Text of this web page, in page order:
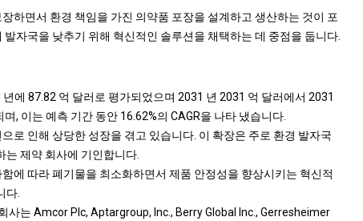
하면서 환경 책임을 가진 의약품 포장을 설계하고 생산하는 것이 포
자국을 낮추기 위해 혁신적인 솔루션을 채택하는 데 중점을 둡니다.
에 87.82 억 달러로 평가되었으며 2031 년 2031 억 달러에서 2031
, 이는 예측 기간 동안 16.62%의 CAGR을 나타 냈습니다.
로 인해 상당한 성장을 겪고 있습니다. 이 확장은 주로 환경 발자국
제약 회사에 기인합니다.
에 따라 폐기물을 최소화하면서 제품 안정성을 향상시키는 혁신적
다.
사는 Amcor Plc, Aptargroup, Inc., Berry Global Inc., Gerresheimer